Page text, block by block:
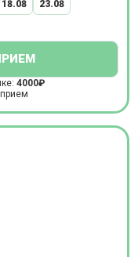
18.08 23.08
4000₽